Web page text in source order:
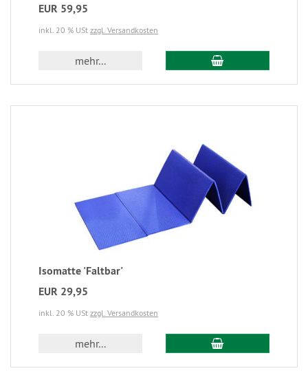
EUR 59,95
inkl. 20 % USt zzgl. Versandkosten
mehr...
Isomatte 'Faltbar'
EUR 29,95
inkl. 20 % USt zzgl. Versandkosten
mehr...